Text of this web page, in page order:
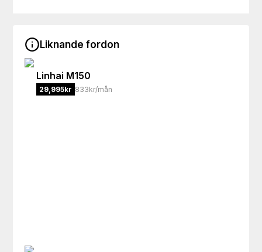
Liknande fordon
Linhai M150
29,995kr 833kr/mån